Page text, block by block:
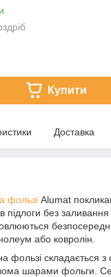
Купити
Доставка
фользі Alumat
підлоги без заливання
або ковролін.
фользі складається з
шарами фольги.